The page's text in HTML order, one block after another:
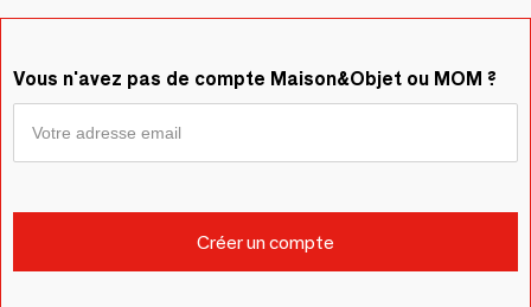
Vous n'avez pas de compte Maison&Objet ou MOM ?